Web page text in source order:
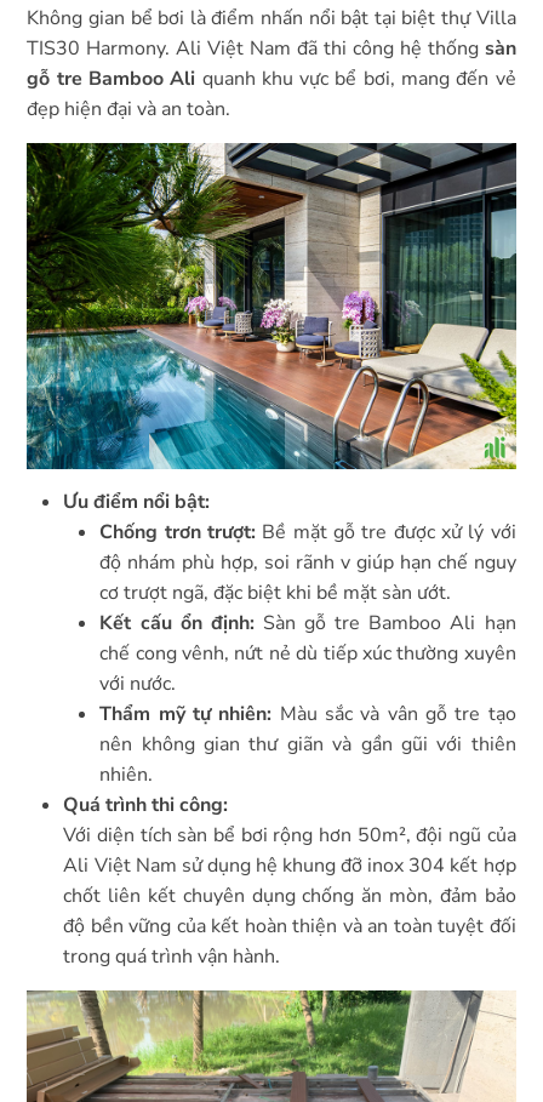
Không gian bể bơi là điểm nhấn nổi bật tại biệt thự Villa
TIS30 Harmony. Ali Việt Nam đã thi công hệ thống sàn
gỗ tre Bamboo Ali quanh khu vực bể bơi, mang đến vẻ
đẹp hiện đại và an toàn.
Ưu điểm nổi bật:
Chống trơn trượt: Bề mặt gỗ tre được xử lý với
độ nhám phù hợp, soi rãnh v giúp hạn chế nguy
cơ trượt ngã, đặc biệt khi bề mặt sàn ướt.
Kết cấu ổn định: Sàn gỗ tre Bamboo Ali hạn
chế cong vênh, nứt nẻ dù tiếp xúc thường xuyên
với nước.
Thẩm mỹ tự nhiên: Màu sắc và vân gỗ tre tạo
nên không gian thư giãn và gần gũi với thiên
nhiên.
Quá trình thi công:
Với diện tích sàn bể bơi rộng hơn 50m², đội ngũ của
Ali Việt Nam sử dụng hệ khung đỡ inox 304 kết hợp
chốt liên kết chuyên dụng chống ăn mòn, đảm bảo
độ bền vững của kết hoàn thiện và an toàn tuyệt đối
trong quá trình vận hành.